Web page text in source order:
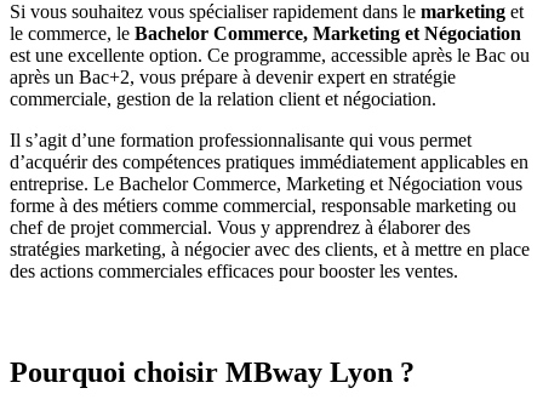
Si vous souhaitez vous spécialiser rapidement dans le marketing et
le commerce, le Bachelor Commerce, Marketing et Négociation
est une excellente option. Ce programme, accessible après le Bac ou
après un Bac+2, vous prépare à devenir expert en stratégie
commerciale, gestion de la relation client et négociation.
Il s’agit d’une formation professionnalisante qui vous permet
d’acquérir des compétences pratiques immédiatement applicables en
entreprise. Le Bachelor Commerce, Marketing et Négociation vous
forme à des métiers comme commercial, responsable marketing ou
chef de projet commercial. Vous y apprendrez à élaborer des
stratégies marketing, à négocier avec des clients, et à mettre en place
des actions commerciales efficaces pour booster les ventes.
Pourquoi choisir MBway Lyon ?